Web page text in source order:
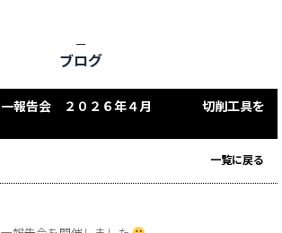
ブログ
一報告会 ２０２６年４月 切削工具を
一覧に戻る